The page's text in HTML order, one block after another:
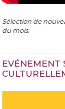
Sélection de
du mois.
EVÉNEMENT